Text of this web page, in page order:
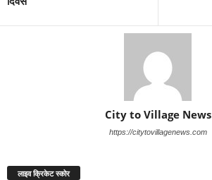
City to Village News
https://citytovillagenews.com
लाइव क्रिकेट स्कोर